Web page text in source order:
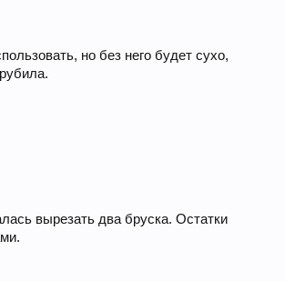
но без него будет сухо,
вырезать два бруска. Остатки